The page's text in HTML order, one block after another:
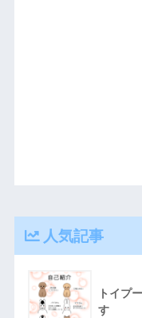
人気記事
トイプ
す